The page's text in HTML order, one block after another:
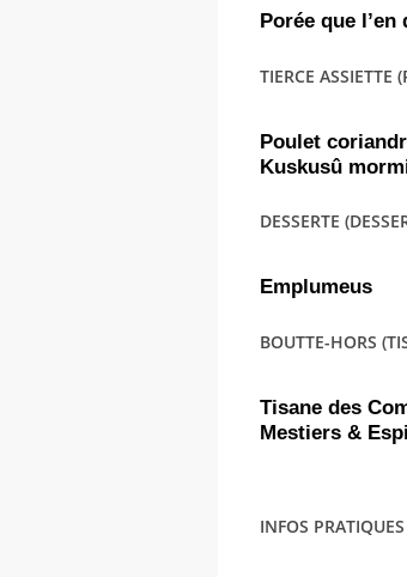
Porée que
TIERCE ASSIETTE
Poulet
Kuskusû
DESSERTE
Emplumeus
BOUTTE-HORS
Tisane des
Mestiers &
INFOS PRATIQUES